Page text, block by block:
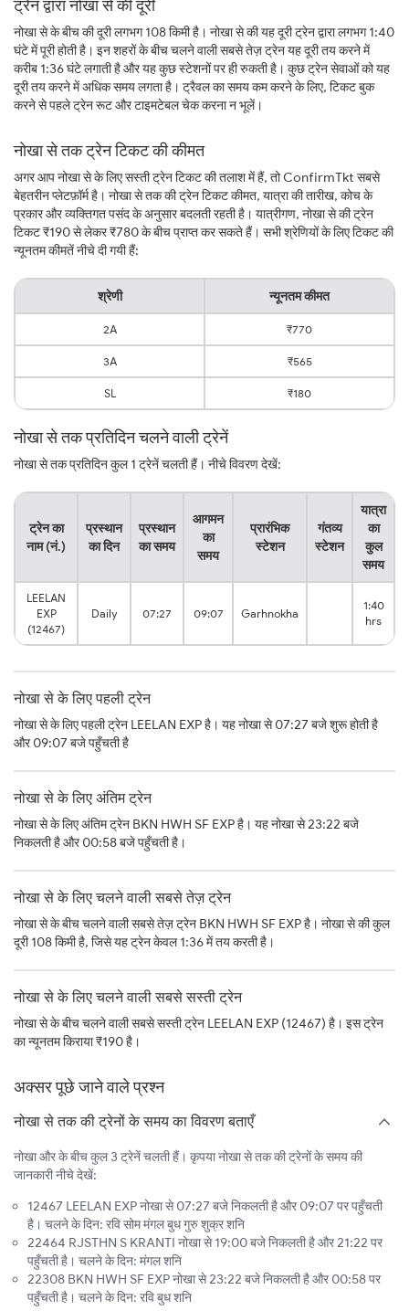
ट्रेन द्वारा नोखा से की दूरी
नोखा से के बीच की दूरी लगभग 108 किमी है। नोखा से की यह दूरी ट्रेन द्वारा लगभग 1:40
घंटे में पूरी होती है। इन शहरों के बीच चलने वाली सबसे तेज़ ट्रेन यह दूरी तय करने में
करीब 1:36 घंटे लगाती है और यह कुछ स्टेशनों पर ही रुकती है। कुछ ट्रेन सेवाओं को यह
दूरी तय करने में अधिक समय लगता है। ट्रैवल का समय कम करने के लिए, टिकट बुक
करने से पहले ट्रेन रूट और टाइमटेबल चेक करना न भूलें।
नोखा से तक ट्रेन टिकट की कीमत
अगर आप नोखा से के लिए सस्ती ट्रेन टिकट की तलाश में हैं, तो ConfirmTkt सबसे
बेहतरीन प्लेटफ़ॉर्म है। नोखा से तक की ट्रेन टिकट कीमत, यात्रा की तारीख, कोच के
प्रकार और व्यक्तिगत पसंद के अनुसार बदलती रहती है। यात्रीगण, नोखा से की ट्रेन
टिकट ₹190 से लेकर ₹780 के बीच प्राप्त कर सकते हैं। सभी श्रेणियों के लिए टिकट की
न्यूनतम कीमतें नीचे दी गयी हैं:
श्रेणी न्यूनतम कीमत
2A ₹770
3A ₹565
SL ₹180
नोखा से तक प्रतिदिन चलने वाली ट्रेनें
नोखा से तक प्रतिदिन कुल 1 ट्रेनें चलती हैं। नीचे विवरण देखें:
ट्रेन का
नाम (नं.)
प्रस्थान
का दिन
प्रस्थान
का समय
आगमन
का
समय
प्रारंभिक
स्टेशन
गंतव्य
स्टेशन
यात्रा
का
कुल
समय
LEELAN
EXP
(12467)
Daily 07:27 09:07 Garhnokha
1:40
hrs
नोखा से के लिए पहली ट्रेन
नोखा से के लिए पहली ट्रेन LEELAN EXP है। यह नोखा से 07:27 बजे शुरू होती है
और 09:07 बजे पहुँचती है
नोखा से के लिए अंतिम ट्रेन
नोखा से के लिए अंतिम ट्रेन BKN HWH SF EXP है। यह नोखा से 23:22 बजे
निकलती है और 00:58 बजे पहुँचती है।
नोखा से के लिए चलने वाली सबसे तेज़ ट्रेन
नोखा से के बीच चलने वाली सबसे तेज़ ट्रेन BKN HWH SF EXP है। नोखा से की कुल
दूरी 108 किमी है, जिसे यह ट्रेन केवल 1:36 में तय करती है।
नोखा से के लिए चलने वाली सबसे सस्ती ट्रेन
नोखा से के बीच चलने वाली सबसे सस्ती ट्रेन LEELAN EXP (12467) है। इस ट्रेन
का न्यूनतम किराया ₹190 है।
अक्सर पूछे जाने वाले प्रश्न
नोखा से तक की ट्रेनों के समय का विवरण बताएँ
नोखा और के बीच कुल 3 ट्रेनें चलती हैं। कृपया नोखा से तक की ट्रेनों के समय की
जानकारी नीचे देखें:
12467 LEELAN EXP नोखा से 07:27 बजे निकलती है और 09:07 पर पहुँचती
है। चलने के दिन: रवि सोम मंगल बुध गुरु शुक्र शनि
22464 RJSTHN S KRANTI नोखा से 19:00 बजे निकलती है और 21:22 पर
पहुँचती है। चलने के दिन: मंगल शनि
22308 BKN HWH SF EXP नोखा से 23:22 बजे निकलती है और 00:58 पर
पहुँचती है। चलने के दिन: रवि बुध शनि